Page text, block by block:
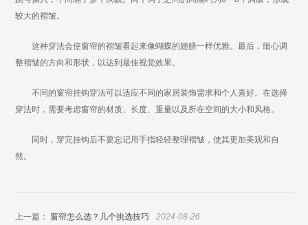
较大的褶皱。
这种穿法会使窗帘的褶皱看起来像蝴蝶的翅膀一样优雅。最后，细心调
整褶皱的方向和形状，以达到最佳视觉效果。
不同的窗帘挂钩穿法可以适应不同的家居装饰需求和个人喜好。在选择
穿法时，需要考虑窗帘的材质、长度、重量以及所在空间的大小和风格。
同时，穿完挂钩后不要忘记用手指轻轻整理褶皱，使其更加美观和自
然。
上一篇： 窗帘怎么选？几个挑选技巧 2024-08-26